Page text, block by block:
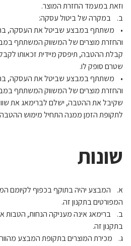
וזאת במעמד החזרת המוצר.
ב. במקרה של ביטול עסקה:
• משתתף במבצע שביטל את העסקה,
והחזרת מוצרים של המשווק המשתתף
קבלת ההטבה, תיפסק מיידית זכאותו
שטרם סופק לו.
• משתתף במבצע שביטל את העסקה,
והחזרת מוצרים של המשווק המשתתף
שקיבל את ההטבה, ישלם לברימאג את
לתקופת הזמן ממנה התחיל מימוש
שונות
א. המבצע יהיה בתוקף בכפוף לקיומם
המפורטים בתקנון זה.
ב. ברימאג אינה מעניקה הנחות, הטבות
בתקנון זה.
ג. מכירת המוצרים בתקופת המבצע